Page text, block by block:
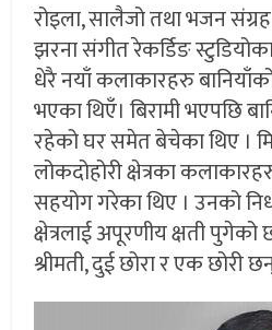
रोइला, सालैजो तथा भजन
झरना संगीत रेकर्डिङ
धेरै नयाँ कलाकारहरु
भएका थिएँ। बिरामी भएपछि
रहेको घर समेत बेचेका थिए ।
लोकदोहोरी क्षेत्रका
सहयोग गरेका थिए । उनको
क्षेत्रलाई अपूरणीय क्षती पुगेको
श्रीमती, दुई छोरा र एक छोरी